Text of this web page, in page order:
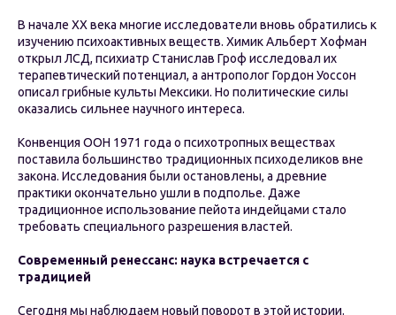
В начале XX века многие исследователи вновь обратились к
изучению психоактивных веществ. Химик Альберт Хофман
открыл ЛСД, психиатр Станислав Гроф исследовал их
терапевтический потенциал, а антрополог Гордон Уоссон
описал грибные культы Мексики. Но политические силы
оказались сильнее научного интереса.
Конвенция ООН 1971 года о психотропных веществах
поставила большинство традиционных психоделиков вне
закона. Исследования были остановлены, а древние
практики окончательно ушли в подполье. Даже
традиционное использование пейота индейцами стало
требовать специального разрешения властей.
Современный ренессанс: наука встречается с
традицией
Сегодня мы наблюдаем новый поворот в этой истории.